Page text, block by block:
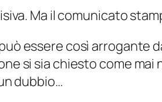
Ma il comunicato
essere così arrogante
si sia chiesto come mai
dubbio…